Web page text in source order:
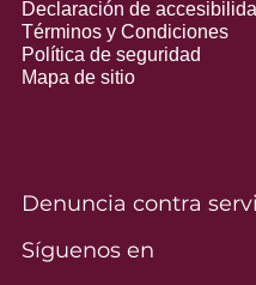
Declaración de
Términos y Condiciones
Política de seguridad
Mapa de sitio
Denuncia contra
Síguenos en